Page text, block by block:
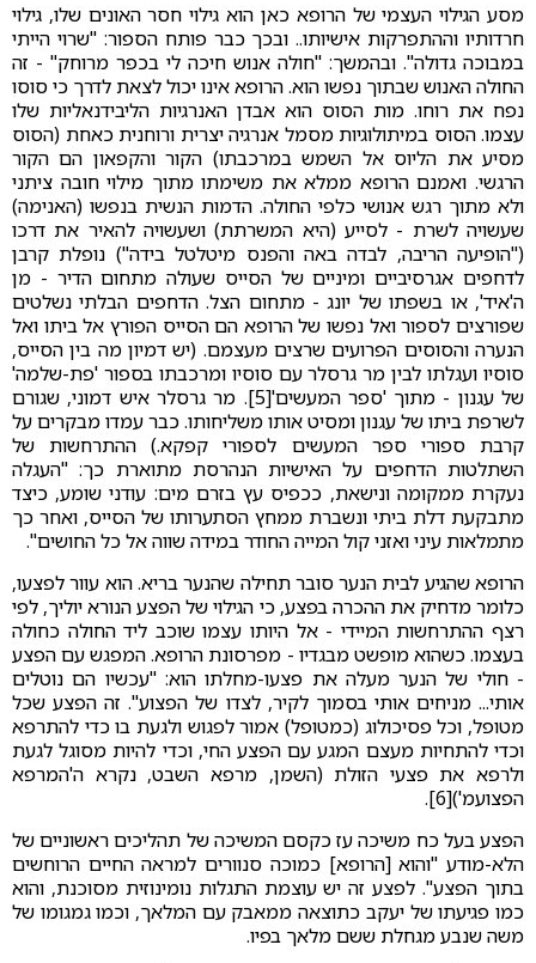
מסע הגילוי העצמי של הרופא כאן הוא גילוי חסר האונים שלו, גילוי
חרדותיו וההתפרקות אישיותו.. ובכך כבר פותח הספור: "שרוי הייתי
במבוכה גדולה". ובהמשך: "חולה אנוש חיכה לי בכפר מרוחק" - זה
החולה האנוש שבתוך נפשו הוא. הרופא אינו יכול לצאת לדרך כי סוסו
נפח את רוחו. מות הסוס הוא אבדן האנרגיות הליבידנאליות שלו
עצמו. הסוס במיתולוגיות מסמל אנרגיה יצרית ורוחנית כאחת (הסוס
מסיע את הליוס אל השמש במרכבתו) הקור והקפאון הם הקור
הרגשי. ואמנם הרופא ממלא את משימתו מתוך מילוי חובה ציתני
ולא מתוך רגש אנושי כלפי החולה. הדמות הנשית בנפשו (האנימה)
שעשויה לשרת - לסייע (היא המשרתת) ושעשויה להאיר את דרכו
("הופיעה הריבה, לבדה באה והפנס מיטלטל בידה") נופלת קרבן
לדחפים אגרסיביים ומיניים של הסייס שעולה מתחום הדיר - מן
ה'איד', או בשפתו של יונג - מתחום הצל. הדחפים הבלתי נשלטים
שפורצים לספור ואל נפשו של הרופא הם הסייס הפורץ אל ביתו ואל
הנערה והסוסים הפרועים שרצים מעצמם. (יש דמיון מה בין הסייס,
סוסיו ועגלתו לבין מר גרסלר עם סוסיו ומרכבתו בספור 'פת-שלמה'
של עגנון - מתוך 'ספר המעשים'[5]. מר גרסלר איש דמוני, שגורם
לשרפת ביתו של עגנון ומסיט אותו משליחותו. כבר עמדו מבקרים על
קרבת ספורי ספר המעשים לספורי קפקא.) ההתרחשות של
השתלטות הדחפים על האישיות הנהרסת מתוארת כך: "העגלה
נעקרת ממקומה ונישאת, ככפיס עץ בזרם מים: עודני שומע, כיצד
מתבקעת דלת ביתי ונשברת ממחץ הסתערותו של הסייס, ואחר כך
מתמלאות עיני ואזני קול המייה החודר במידה שווה אל כל החושים".
הרופא שהגיע לבית הנער סובר תחילה שהנער בריא. הוא עוור לפצעו,
כלומר מדחיק את ההכרה בפצע, כי הגילוי של הפצע הנורא יוליך, לפי
רצף ההתרחשות המיידי - אל היותו עצמו שוכב ליד החולה כחולה
בעצמו. כשהוא מופשט מבגדיו - מפרסונת הרופא. המפגש עם הפצע
- חולי של הנער מעלה את פצעו-מחלתו הוא: "עכשיו הם נוטלים
אותי... מניחים אותי בסמוך לקיר, לצדו של הפצוע". זה הפצע שכל
מטופל, וכל פסיכולוג (כמטופל) אמור לפגוש ולגעת בו כדי להתרפא
וכדי להתחיות מעצם המגע עם הפצע החי, וכדי להיות מסוגל לגעת
ולרפא את פצעי הזולת (השמן, מרפא השבט, נקרא ה'המרפא
הפצועמ')[6].
הפצע בעל כח משיכה עז כקסם המשיכה של תהליכים ראשוניים של
הלא-מודע "והוא [הרופא] כמוכה סנוורים למראה החיים הרוחשים
בתוך הפצע". לפצע זה יש עוצמת התגלות נומינוזית מסוכנת, והוא
כמו פגיעתו של יעקב כתוצאה ממאבק עם המלאך, וכמו גמגומו של
משה שנבע מגחלת ששם מלאך בפיו.